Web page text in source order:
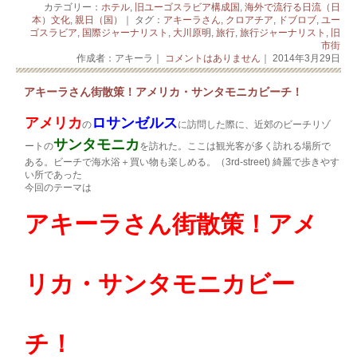
カテゴリー： ホテル, 旧ユーゴスラビア構成国 海外で流行る日流（日
本）文化, 親日（国） ｜ タグ： アキーラさん クロアチア ドブロブ, ユー
ゴスラビア 国際ジャーナリスト 大川原明 旅行, 旅行ジャーナリスト
旧
市街
作成者：アキーラ｜
コメントはありません ｜ 2014年3月29日
アキーラさん街散策！アメリカ・サンタモニカビーチ！
アメリカの ロサンゼルスに訪問した際に、近郊のビーチリゾ
ートのサンタモニカ を訪れた。ここは観光客が多く訪れる場所で
ある。ビーチで海水浴＋買い物も楽しめる。（3rd-street) 綺麗で歩きやす
い所であった
今回のテーマは
アキーラさん街散策！アメ
リカ・サンタモニカビー
チ！